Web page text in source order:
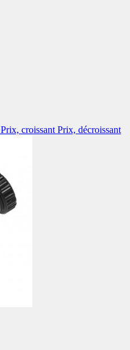
Prix, croissant Prix, décroissant